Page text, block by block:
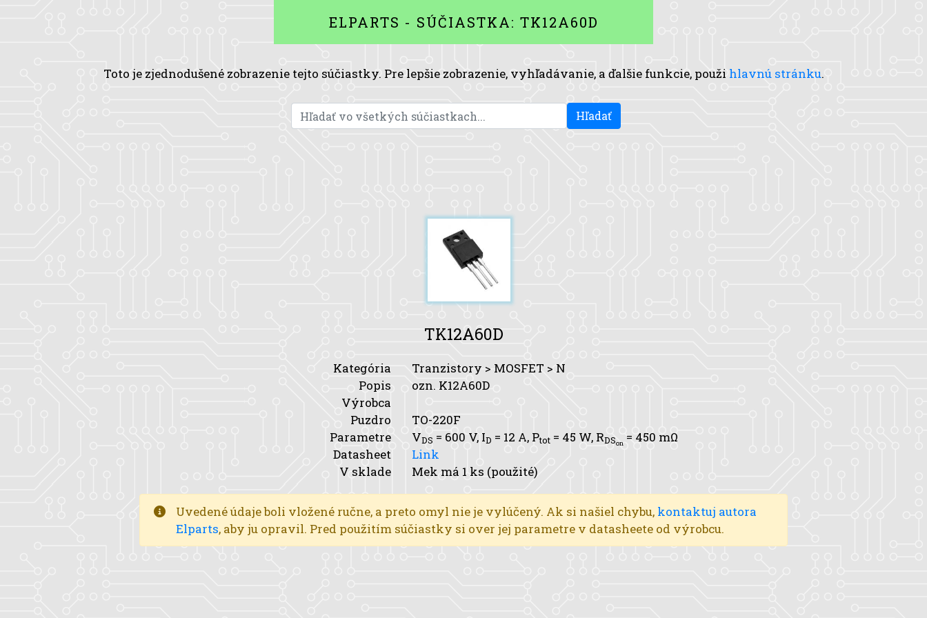
ELPARTS - SÚČIASTKA: TK12A60D
Toto je zjednodušené zobrazenie tejto súčiastky. Pre lepšie zobrazenie, vyhľadávanie, a ďalšie funkcie, použi hlavnú stránku.
Hľadať
TK12A60D
Kategória
Tranzistory > MOSFET > N
Popis
ozn. K12A60D
Výrobca
Puzdro
TO-220F
Parametre
VDS = 600 V, ID = 12 A, Ptot = 45 W, RDSon = 450 mΩ
Datasheet
Link
V sklade
Mek má 1 ks (použité)
Uvedené údaje boli vložené ručne, a preto omyl nie je vylúčený. Ak si našiel chybu, kontaktuj autora
Elparts, aby ju opravil. Pred použitím súčiastky si over jej parametre v datasheete od výrobcu.